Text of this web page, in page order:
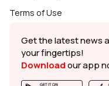
Terms of Use
Get the latest news
your fingertips!
Downloadour app